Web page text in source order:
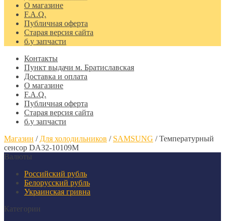
О магазине
F.A.Q.
Публичная оферта
Старая версия сайта
б.у запчасти
Контакты
Пункт выдачи м. Братиславская
Доставка и оплата
О магазине
F.A.Q.
Публичная оферта
Старая версия сайта
б.у запчасти
Магазин / Для холодильников / SAMSUNG /Температурный
сенсор DA32-10109M
Валюты
Российский рубль
Белорусский рубль
Украинская гривна
Категории